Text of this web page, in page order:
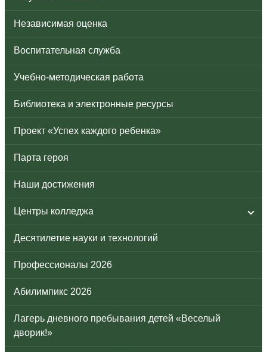
Независимая оценка
Воспитательная служба
Учебно-методическая работа
Библиотека и электронные ресурсы
Проект «Успех каждого ребенка»
Парта героя
Наши достижения
Центры колледжа
Десятилетие науки и технологий
Профессионалы 2026
Абилимпикс 2026
Лагерь дневного пребывания детей «Веселый
дворик!»